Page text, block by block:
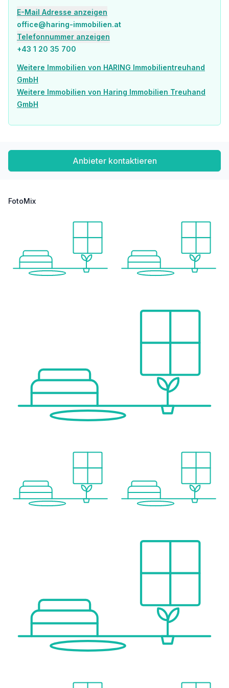
Polizei <1.025m
Verkehr
Bus <75m
Straßenbahn <2.525m
Bahnhof <625m
Autobahnanschluss <1.425m
Angaben Entfernung Luftlinie / Quelle: OpenStreetMap
E-Mail Adresse anzeigen
office@haring-immobilien.at
Telefonnummer anzeigen
+43 1 20 35 700
Weitere Immobilien von HARING Immobilientreuhand
GmbH
Weitere Immobilien von Haring Immobilien Treuhand
GmbH
Anbieter kontaktieren
FotoMix